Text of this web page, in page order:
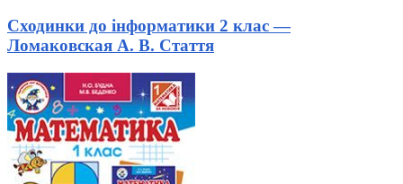
Сходинки до інформатики 2 клас —
Ломаковская А. В. Стаття